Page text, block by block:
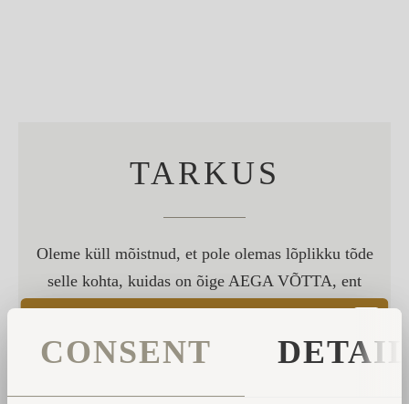
CONSENT
TARKUS
Oleme küll mõistnud, et pole olemas lõplikku tõde
selle kohta, kuidas on õige AEGA VÕTTA, ent
otsime seda siiski edasi selleks, et meie elu ja